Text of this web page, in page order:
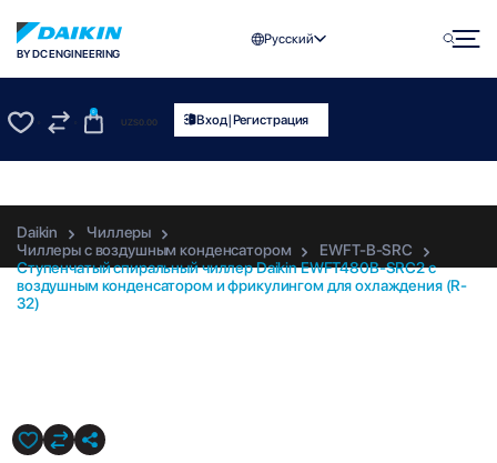
BY DC ENGINEERING
Русский
0
UZS0.00 Вход|Регистрация
Daikin
Чиллеры
Чиллеры с воздушным конденсатором
EWFT-B-SRC
Ступенчатый спиральный чиллер Daikin EWFT480B-SRC2 с
воздушным конденсатором и фрикулингом для охлаждения (R-
32)